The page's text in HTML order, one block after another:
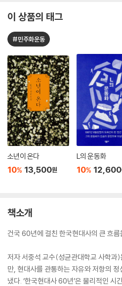
이 상품의 태그
#민주화운동
소년이 온다
10% 13,500원
L의 운동화
10% 12,600
책소개
건국 60년에 걸친 한국현대사의 큰 흐
저자 서중석 교수(성균관대학교 사학과
만, 현대사를 관통하는 자유와 저항의
냈다. ‘한국현대사 60년’은 물리적인 시